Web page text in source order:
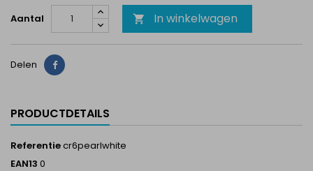
Aantal  In winkelwagen
Delen Delen
PRODUCTDETAILS
Referentiecr6pearlwhite
EAN13 0